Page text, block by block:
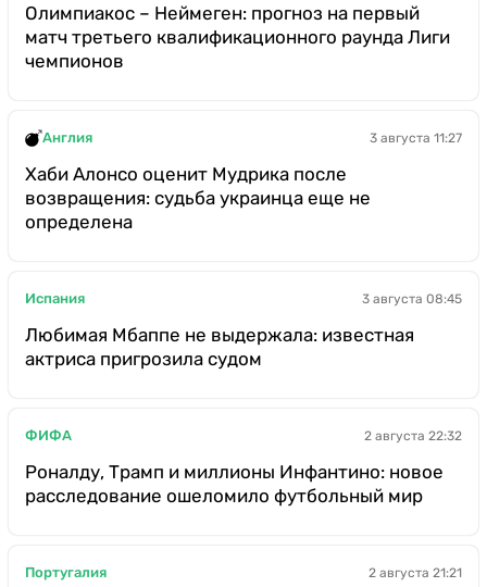
Олимпиакос – Неймеген: прогноз на первый
матч третьего квалификационного раунда Лиги
чемпионов
Англия 3 августа 11:27
Хаби Алонсо оценит Мудрика после
возвращения: судьба украинца еще не
определена
Испания 3 августа 08:45
Любимая Мбаппе не выдержала: известная
актриса пригрозила судом
ФИФА 2 августа 22:32
Роналду, Трамп и миллионы Инфантино: новое
расследование ошеломило футбольный мир
Португалия 2 августа 21:21